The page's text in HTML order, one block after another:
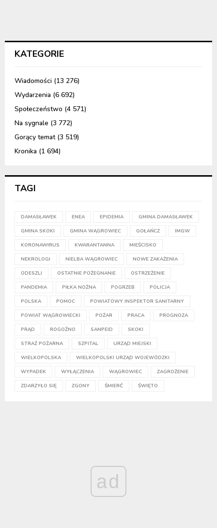
KATEGORIE
Wiadomości (13 276)
Wydarzenia (6 692)
Społeczeństwo (4 571)
Na sygnale (3 772)
Gorący temat(3 519)
Kronika (1 694)
TAGI
DAMASŁAWEK ENEA EPIDEMIA GMINA DAMASŁAWEK
GMINA SKOKI GMINA WĄGROWIEC GOŁAŃCZ IMGW
KORONAWIRUS KWARANTANNA MIEŚCISKO
NEKROLOGI NIELBA WĄGROWIEC NOWE ZAKAŻENIA
ODESZLI OSTATNIE POŻEGNANIE OSTRZEŻENIE
PANDEMIA PIŁKA NOŻNA POGRZEB POLICJA
POLSKA POMOC POWIATOWY INSPEKTOR SANITARNY
POWIAT WĄGROWIECKI POŻAR PRACA PROGNOZA
PRĄD ROGOŹNO SANPEID SKOKI
STRAŻ POŻARNA SZPITAL URZĄD MIEJSKI
WIELKOPOLSKA WIELKOPOLSKI URZĄD WOJEWÓDZKI
WYPADEK WYŁĄCZENIA WĄGROWIEC ZAGROŻENIE
ZDARZYŁO SIĘ ZGONY ŚMIERĆ ŚWIĘTO
ad